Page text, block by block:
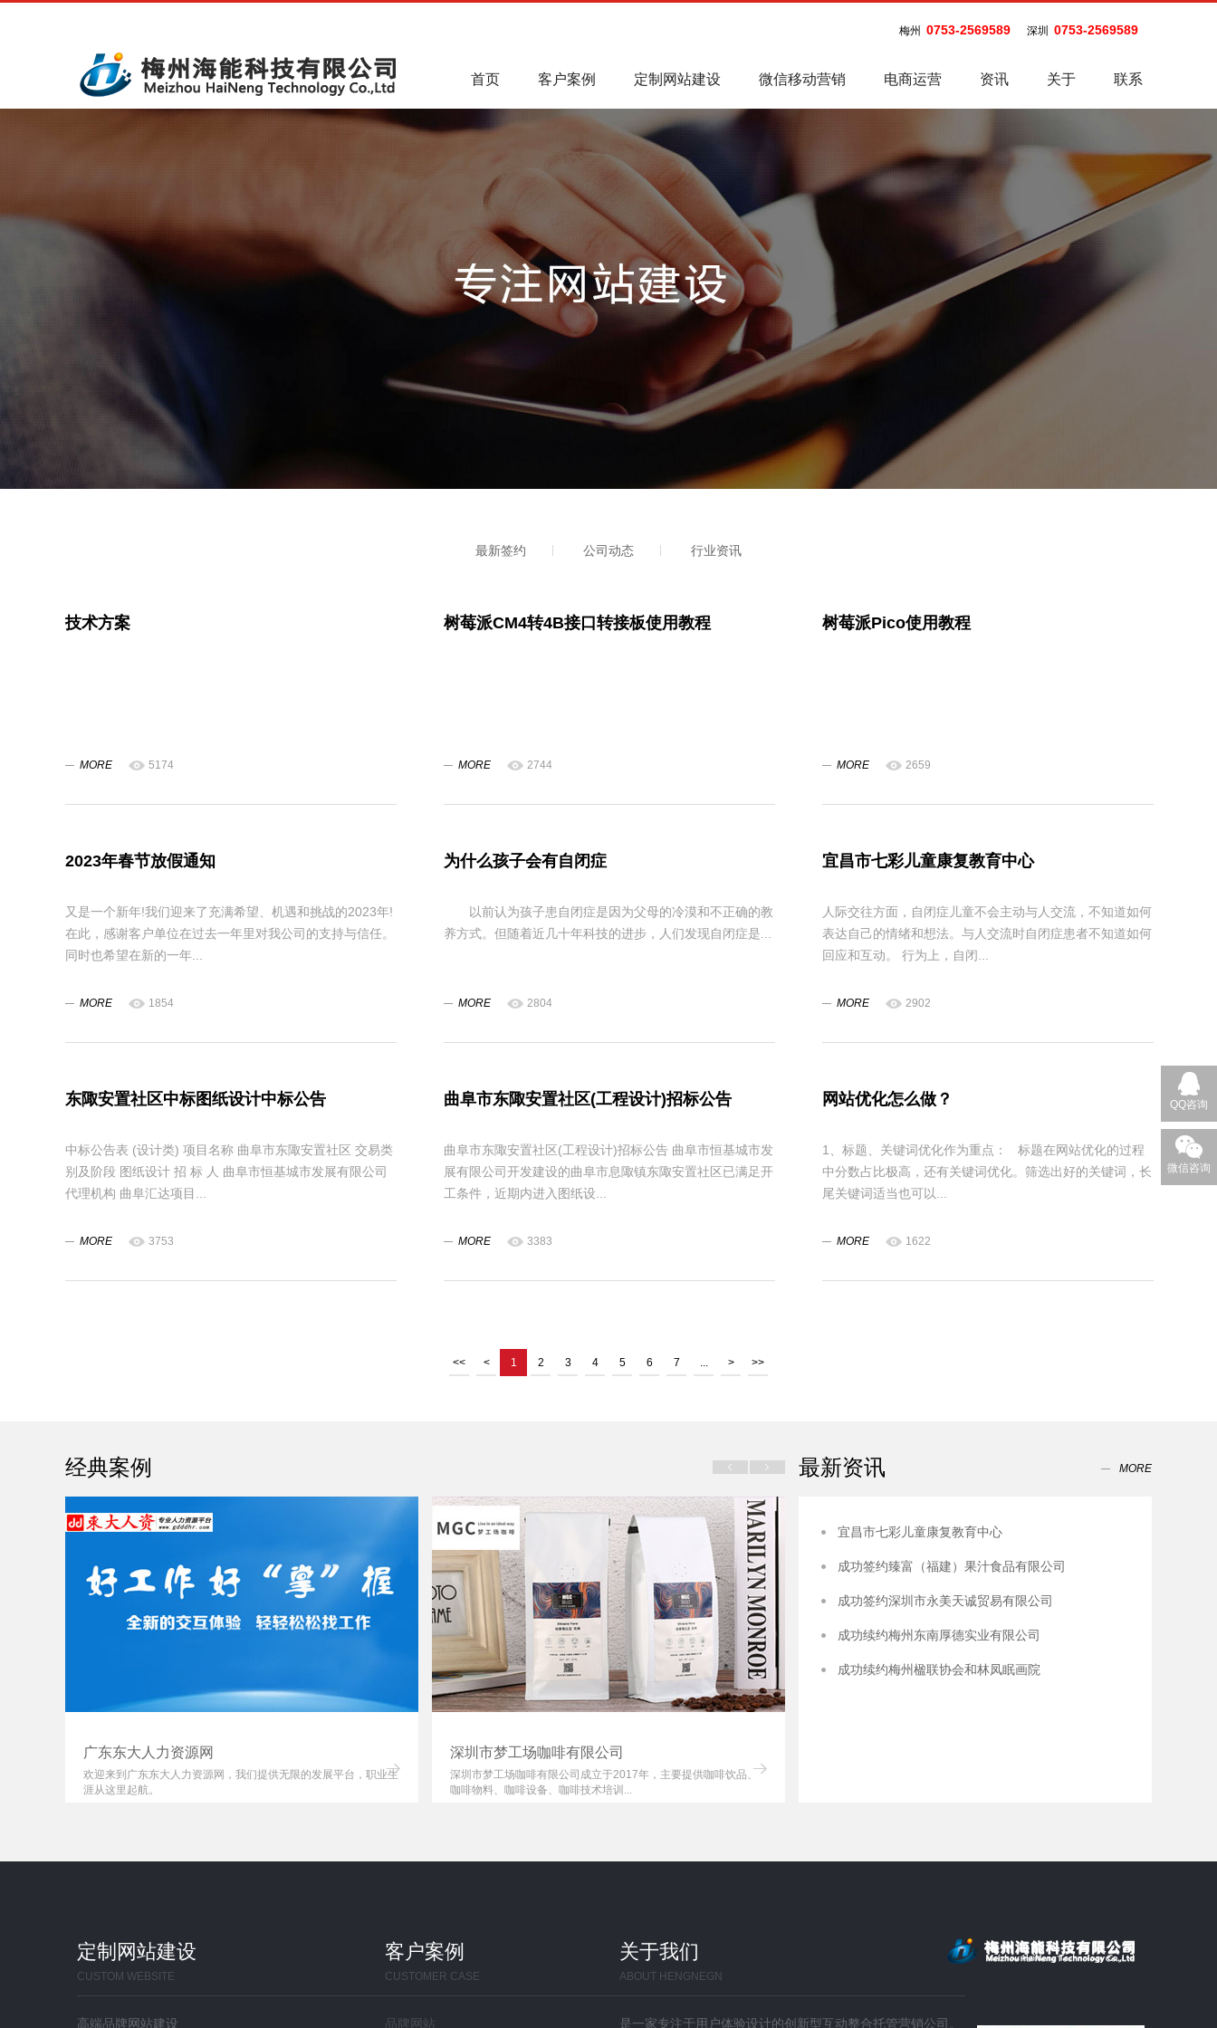
梅州 0753-2569589 深圳 0753-2569589
首页 客户案例 定制网站建设 微信移动营销 电商运营 资讯 关于 联系
最新签约 公司动态 行业资讯
技术方案
MORE 5174
树莓派CM4转4B接口转接板使用教程
MORE 2744
树莓派Pico使用教程
MORE 2659
2023年春节放假通知
又是一个新年!我们迎来了充满希望、机遇和挑战的2023年!
在此，感谢客户单位在过去一年里对我公司的支持与信任。
同时也希望在新的一年...
MORE 1854
为什么孩子会有自闭症
以前认为孩子患自闭症是因为父母的冷漠和不正确的教
养方式。但随着近几十年科技的进步，人们发现自闭症是...
MORE 2804
宜昌市七彩儿童康复教育中心
人际交往方面，自闭症儿童不会主动与人交流，不知道如何
表达自己的情绪和想法。与人交流时自闭症患者不知道如何
回应和互动。 行为上，自闭...
MORE 2902
东陬安置社区中标图纸设计中标公告
中标公告表 (设计类) 项目名称 曲阜市东陬安置社区 交易类
别及阶段 图纸设计 招 标 人 曲阜市恒基城市发展有限公司
代理机构 曲阜汇达项目...
MORE 3753
曲阜市东陬安置社区(工程设计)招标公告
曲阜市东陬安置社区(工程设计)招标公告 曲阜市恒基城市发
展有限公司开发建设的曲阜市息陬镇东陬安置社区已满足开
工条件，近期内进入图纸设...
MORE 3383
网站优化怎么做？
1、标题、关键词优化作为重点： 标题在网站优化的过程
中分数占比极高，还有关键词优化。筛选出好的关键词，长
尾关键词适当也可以...
MORE 1622
<< < 1 2 3 4 5 6 7 ... > >>
经典案例
广东东大人力资源网
欢迎来到广东东大人力资源网，我们提供无限的发展平台，职业生
涯从这里起航。
深圳市梦工场咖啡有限公司
深圳市梦工场咖啡有限公司成立于2017年，主要提供咖啡饮品、
咖啡物料、咖啡设备、咖啡技术培训...
最新资讯 MORE
宜昌市七彩儿童康复教育中心
成功签约臻富（福建）果汁食品有限公司
成功签约深圳市永美天诚贸易有限公司
成功续约梅州东南厚德实业有限公司
成功续约梅州楹联协会和林凤眠画院​
定制网站建设
CUSTOM WEBSITE
高端品牌网站建设
客户案例
CUSTOMER CASE
品牌网站
关于我们
ABOUT HENGNEGN
是一家专注于用户体验设计的创新型互动整合托管营销公司。
QQ咨询
微信咨询